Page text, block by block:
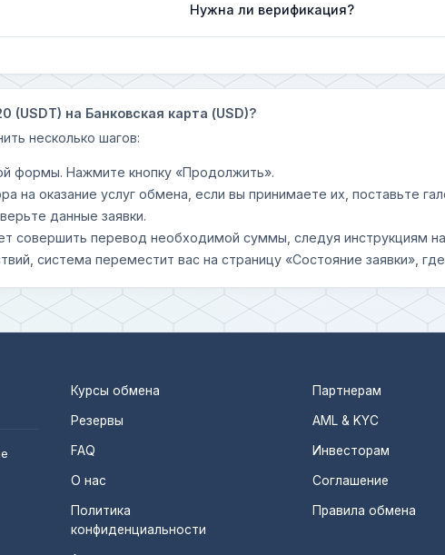
Нужна ли верификация?
(USDT) на Банковская карта (USD)?
несколько шагов:
формы. Нажмите кнопку «Продолжить».
на оказание услуг обмена, если вы принимаете их, поставьте
данные заявки.
совершить перевод необходимой суммы, следуя инструкциям
система переместит вас на страницу «Состояние заявки»,
Курсы обмена
Резервы
FAQ
О нас
Политика
конфиденциальности
Партнерам
AML & KYC
Инвесторам
Соглашение
Правила обмена